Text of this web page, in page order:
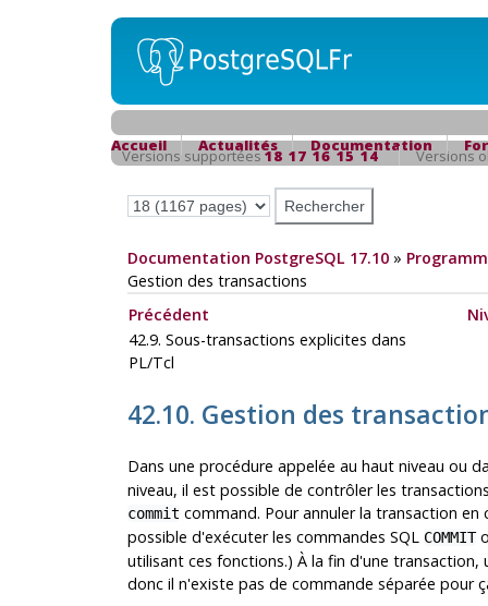
Accueil Actualités Documentation
Versions supportées18 17 16 15 14 Versions
Documentation PostgreSQL 17.10»
Gestion des transactions
Précédent
42.9. Sous-transactions explicites dans
PL/Tcl
42.10. Gestion des
Dans une procédure appelée au haut niveau ou
niveau, il est possible de contrôler les
commit command. Pour annuler la transaction
possible d'exécuter les commandes SQL COMMIT
utilisant ces fonctions.) À la fin d'une
donc il n'existe pas de commande séparée pour